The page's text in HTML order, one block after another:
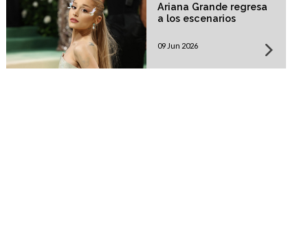
Ariana Grande regresa
a los escenarios
09 Jun 2026